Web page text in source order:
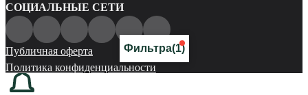
Фильтра(1)
СОЦИАЛЬНЫЕ СЕТИ
Публичная оферта
Политика конфиденциальности
Карта сайта